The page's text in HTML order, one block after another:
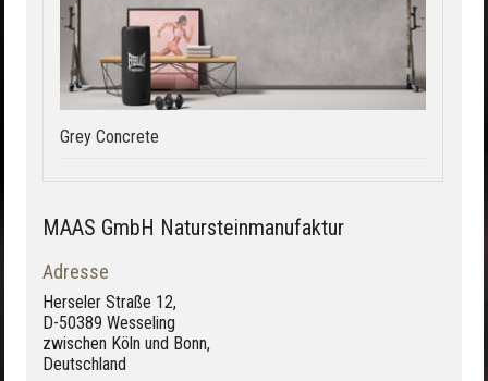
Grey Concrete
MAAS GmbH Natursteinmanufaktur
Adresse
Herseler Straße 12,
D-50389 Wesseling
zwischen Köln und Bonn,
Deutschland